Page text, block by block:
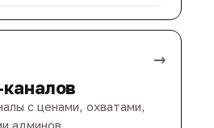
→
каналов
с ценами, охватами,
админов.